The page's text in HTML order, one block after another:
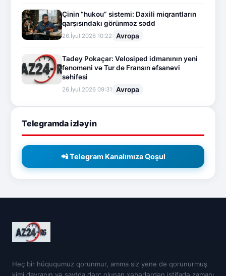
Çinin “hukou” sistemi: Daxili miqrantların
qarşısındakı görünməz sədd
26.İyul.2026 10:22 Avropa
Tadey Pokaçar: Velosiped idmanının yeni
fenomeni və Tur de Fransın əfsanəvi
səhifəsi
26.İyul.2026 09:31 Avropa
Telegramda izləyin
📲 Telegram Kanalımıza Qoşul
Heç bir hüququmuz qorunmur, amma siz yenə də qorunurmuş